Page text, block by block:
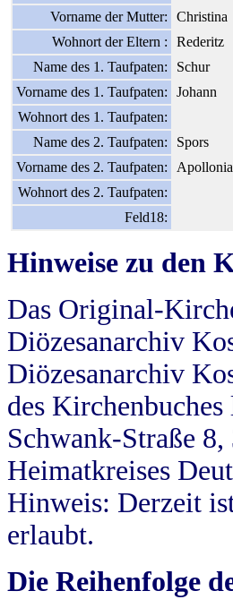
Vorname der Mutter:
Christina
Wohnort der Eltern :
Rederitz
Name des 1. Taufpaten:
Schur
Vorname des 1. Taufpaten:
Johann
Wohnort des 1. Taufpaten:
Name des 2. Taufpaten:
Spors
Vorname des 2. Taufpaten:
Apollonia
Wohnort des 2. Taufpaten:
Feld18:
Hinweise zu den
Das Original-
Diözesanarchiv
Diözesanarchiv
des
Schwank-Straße
Heimatkreises
Hinweis: Derzeit
erlaubt.
Die Reihenfolge